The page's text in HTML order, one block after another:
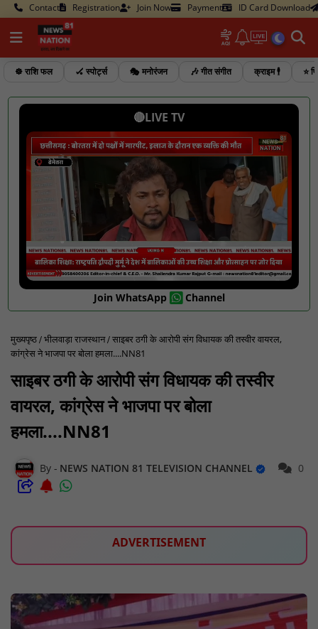
Contact Registration Join Now Payment ID Card Download
☸️ राशि फल 🏑 स्पोर्ट्स 🎭 मनोरंजन 🎶 गीत संगीत क्राइम 🕴️ ⭐
🔴LIVE TV
Join WhatsApp Channel
मुख्यपृष्ठ भीलवाड़ा राजस्थान साइबर ठगी के आरोपी संग विधायक की तस्वीर वायरल,
कांग्रेस ने भाजपा पर बोला हमला....NN81
साइबर ठगी के आरोपी संग विधायक की तस्वीर
वायरल, कांग्रेस ने भाजपा पर बोला
हमला....NN81
NEWS NATION 81 TELEVISION CHANNEL 0
ADVERTISEMENT